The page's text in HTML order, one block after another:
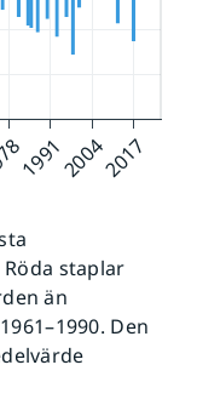
staplar
än
Den